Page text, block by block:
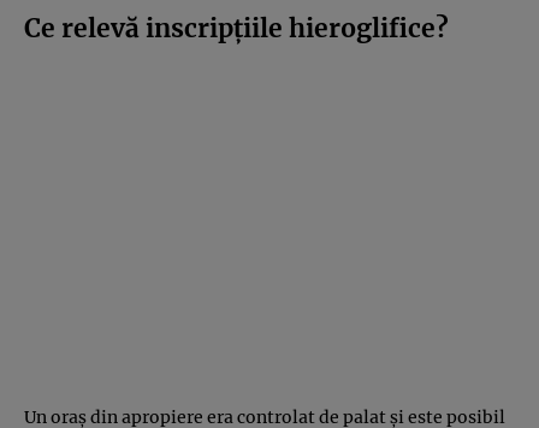
Ce relevă inscripțiile hieroglifice?
Un oraș din apropiere era controlat de palat și este posibil